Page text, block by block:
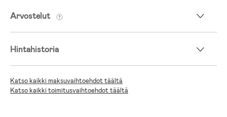
Arvostelut
Hintahistoria
Katso kaikki maksuvaihtoehdot täältä
Katso kaikki toimitusvaihtoehdot täältä